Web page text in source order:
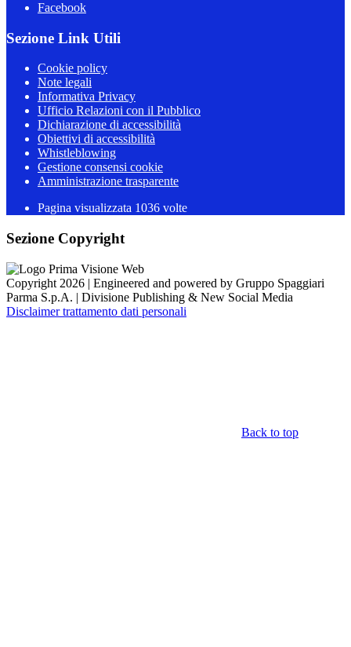
Facebook
Sezione Link Utili
Cookie policy
Note legali
Informativa Privacy
Ufficio Relazioni con il Pubblico
Dichiarazione di accessibilità
Obiettivi di accessibilità
Whistleblowing
Gestione consensi cookie
Amministrazione trasparente
Pagina visualizzata 1036 volte
Sezione Copyright
Copyright 2026 | Engineered and powered by Gruppo Spaggiari
Parma S.p.A. | Divisione Publishing & New Social Media
Disclaimer trattamento dati personali
Back to top